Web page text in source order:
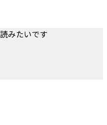
みたいです